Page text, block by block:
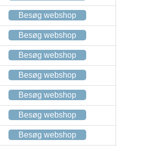
Besøg webshop
Besøg webshop
Besøg webshop
Besøg webshop
Besøg webshop
Besøg webshop
Besøg webshop